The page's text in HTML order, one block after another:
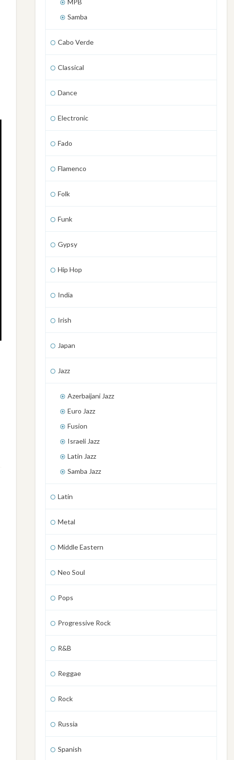
MPB
Samba
Cabo Verde
Classical
Dance
Electronic
Fado
Flamenco
Folk
Funk
Gypsy
Hip Hop
India
Irish
Japan
Jazz
Azerbaijani Jazz
Euro Jazz
Fusion
Israeli Jazz
Latin Jazz
Samba Jazz
Latin
Metal
Middle Eastern
Neo Soul
Pops
Progressive Rock
R&B
Reggae
Rock
Russia
Spanish